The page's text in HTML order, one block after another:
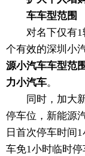
车车型范围
对名下仅有1
个有效的深圳小
源小汽车车型范
力小汽车。
同时，加大新
停车位，新能源
日首次停车时间
车免1小时临时停